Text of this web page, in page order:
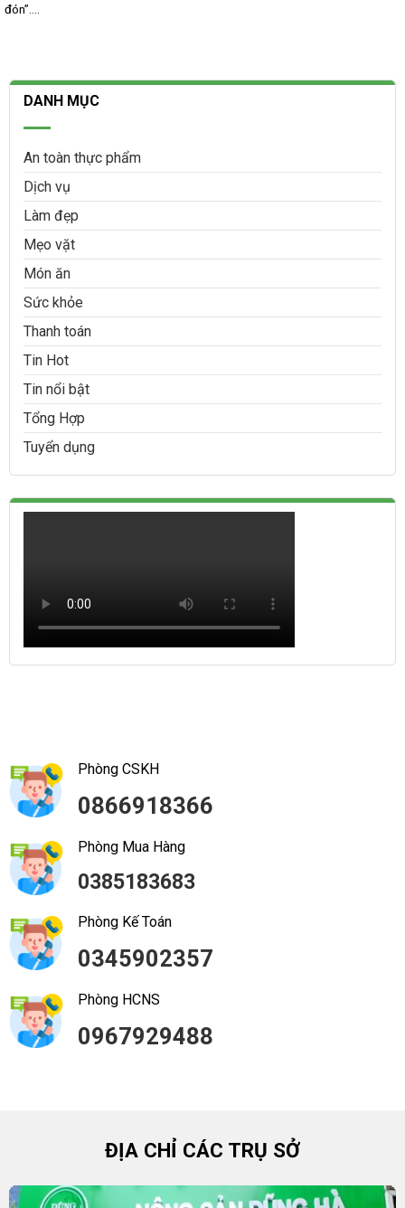
đón”....
DANH MỤC
An toàn thực phẩm
Dịch vụ
Làm đẹp
Mẹo vặt
Món ăn
Sức khỏe
Thanh toán
Tin Hot
Tin nổi bật
Tổng Hợp
Tuyển dụng
Phòng CSKH
0866918366
Phòng Mua Hàng
0385183683
Phòng Kế Toán
0345902357
Phòng HCNS
0967929488
ĐỊA CHỈ CÁC TRỤ SỞ